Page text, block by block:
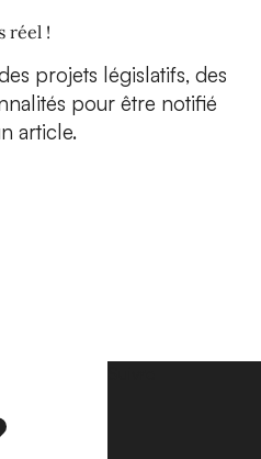
réel !
projets législatifs, des
pour être notifié
article.